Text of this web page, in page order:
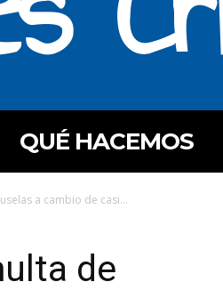
QUÉ HACEMOS
a cambio de casi...
de